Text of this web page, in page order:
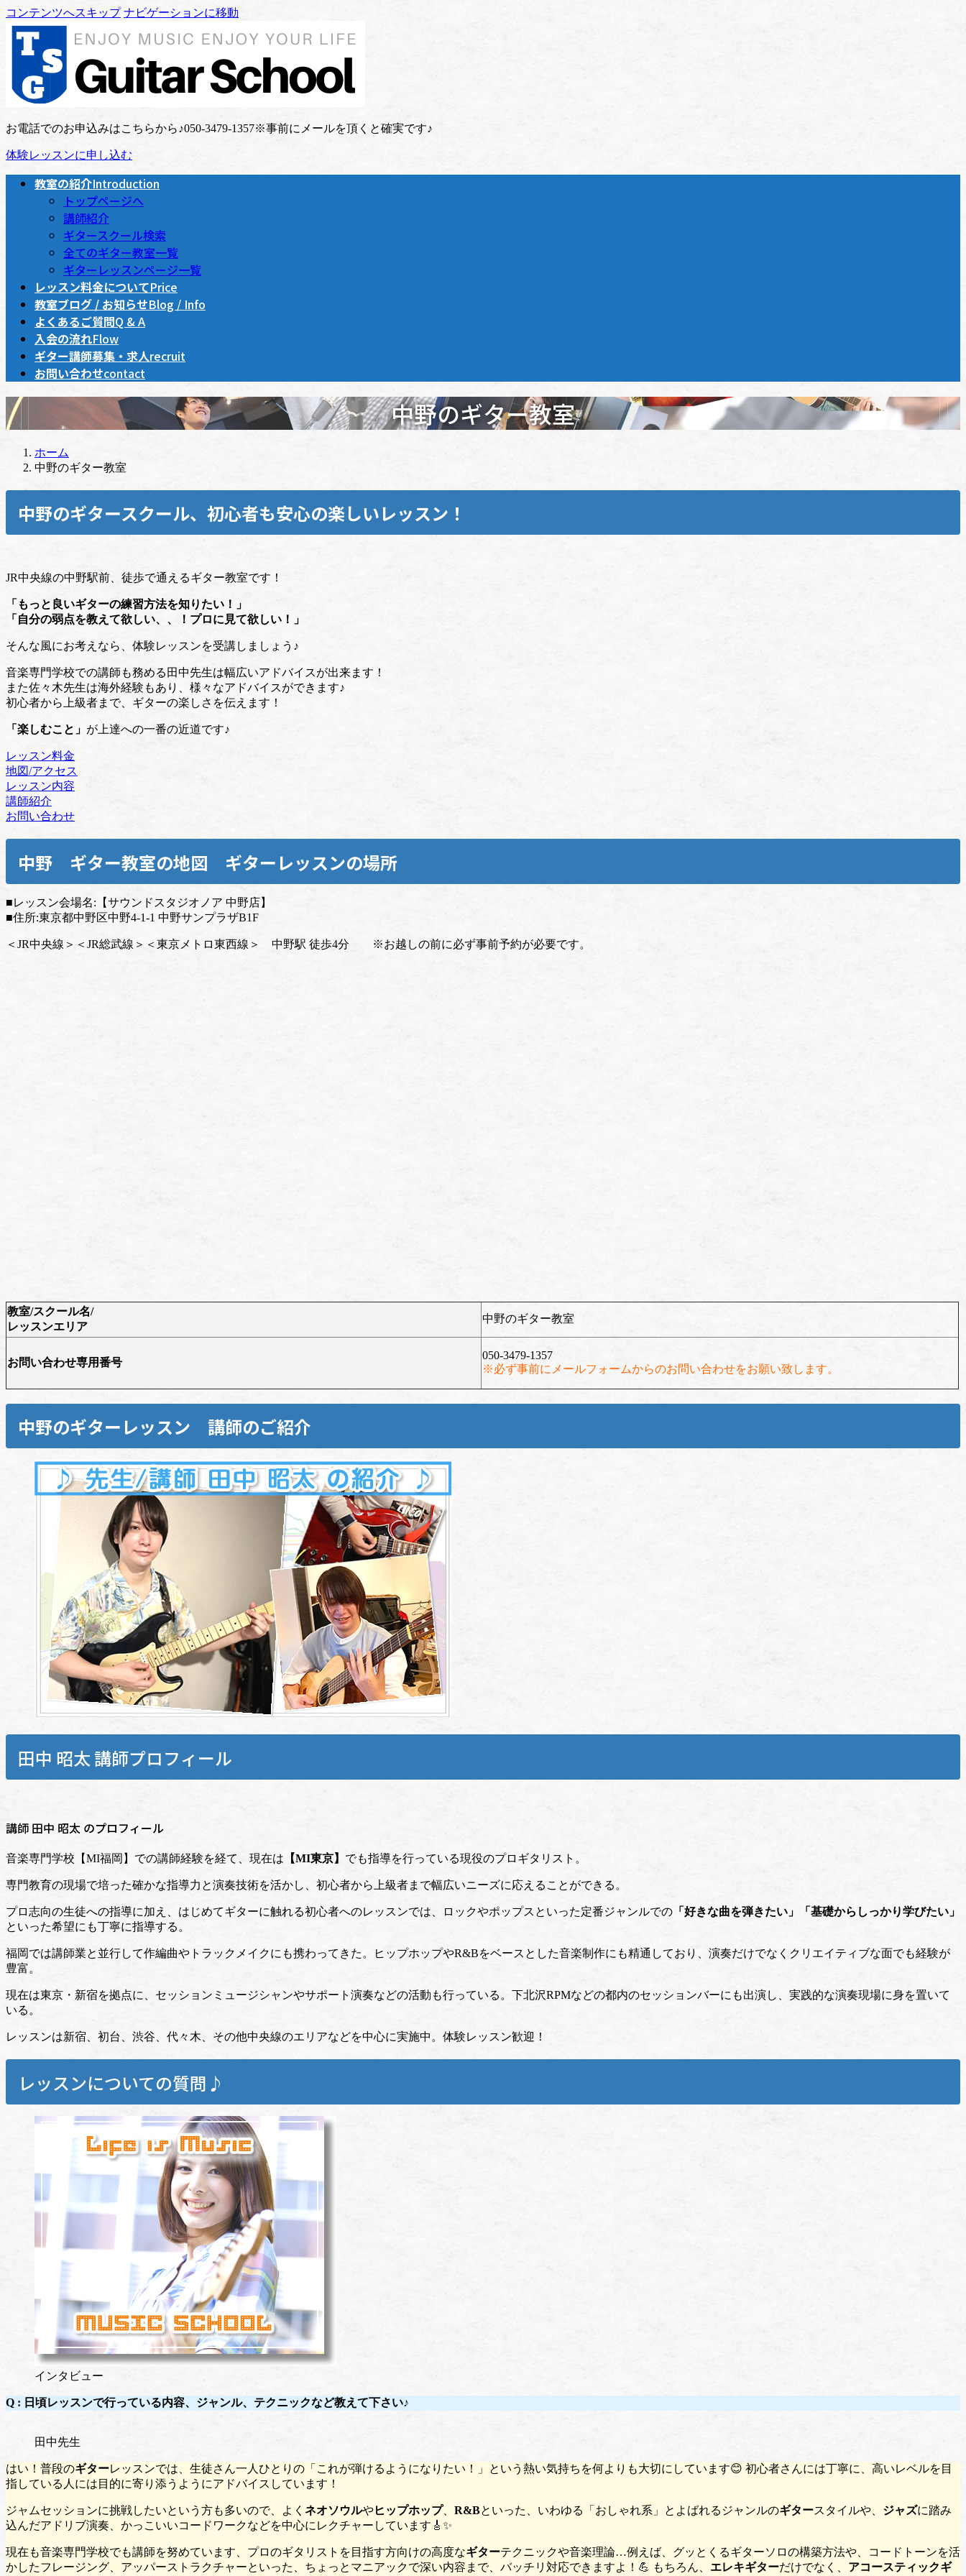
コンテンツへスキップ ナビゲーションに移動
お電話でのお申込みはこちらから♪050-3479-1357※事前にメールを頂くと確実です♪
体験レッスンに申し込む
教室の紹介Introduction
トップページへ
講師紹介
ギタースクール検索
全てのギター教室一覧
ギターレッスンページ一覧
レッスン料金についてPrice
教室ブログ / お知らせBlog / Info
よくあるご質問Q & A
入会の流れFlow
ギター講師募集・求人recruit
お問い合わせcontact
中野のギター教室
ホーム
中野のギター教室
中野のギタースクール、初心者も安心の楽しいレッスン！
JR中央線の中野駅前、徒歩で通えるギター教室です！
「もっと良いギターの練習方法を知りたい！」
「自分の弱点を教えて欲しい、、！プロに見て欲しい！」
そんな風にお考えなら、体験レッスンを受講しましょう♪
音楽専門学校での講師も務める田中先生は幅広いアドバイスが出来ます！
また佐々木先生は海外経験もあり、様々なアドバイスができます♪
初心者から上級者まで、ギターの楽しさを伝えます！
「楽しむこと」 が上達への一番の近道です♪
レッスン料金
地図/アクセス
レッスン内容
講師紹介
お問い合わせ
中野 ギター教室の地図 ギターレッスンの場所
■レッスン会場名:【サウンドスタジオノア 中野店】
■住所:東京都中野区中野4-1-1 中野サンプラザB1F
＜JR中央線＞＜JR総武線＞＜東京メトロ東西線＞ 中野駅 徒歩4分 ※お越しの前に必ず事前予約が必要です。
教室/スクール名/
レッスンエリア
中野のギター教室
お問い合わせ専用番号
050-3479-1357
※必ず事前にメールフォームからのお問い合わせをお願い致します。
中野のギターレッスン 講師のご紹介
田中 昭太 講師プロフィール
講師 田中 昭太 のプロフィール
音楽専門学校【MI福岡】での講師経験を経て、現在は 【MI東京】 でも指導を行っている現役のプロギタリスト。
専門教育の現場で培った確かな指導力と演奏技術を活かし、初心者から上級者まで幅広いニーズに応えることができる。
プロ志向の生徒への指導に加え、はじめてギターに触れる初心者へのレッスンでは、ロックやポップスといった定番ジャンルでの 「好きな曲を弾きたい」「基礎からしっかり学びたい」
といった希望にも丁寧に指導する。
福岡では講師業と並行して作編曲やトラックメイクにも携わってきた。ヒップホップやR&Bをベースとした音楽制作にも精通しており、演奏だけでなくクリエイティブな面でも経験が
豊富。
現在は東京・新宿を拠点に、セッションミュージシャンやサポート演奏などの活動も行っている。下北沢RPMなどの都内のセッションバーにも出演し、実践的な演奏現場に身を置いて
いる。
レッスンは新宿、初台、渋谷、代々木、その他中央線のエリアなどを中心に実施中。体験レッスン歓迎！
レッスンについての質問♪
インタビュー
Q : 日頃レッスンで行っている内容、ジャンル、テクニックなど教えて下さい♪
田中先生
はい！普段のギターレッスンでは、生徒さん一人ひとりの「これが弾けるようになりたい！」という熱い気持ちを何よりも大切にしています😊 初心者さんには丁寧に、高いレベルを目
指している人には目的に寄り添うようにアドバイスしています！
ジャムセッションに挑戦したいという方も多いので、よく ネオソウルやヒップホップ、 R&Bといった、いわゆる「おしゃれ系」とよばれるジャンルのギタースタイルや、 ジャズに踏み
込んだアドリブ演奏、かっこいいコードワークなどを中心にレクチャーしています🎸✨
現在も音楽専門学校でも講師を努めています、プロのギタリストを目指す方向けの高度なギターテクニックや音楽理論…例えば、グッとくるギターソロの構築方法や、コードトーンを活
かしたフレージング、アッパーストラクチャーといった、ちょっとマニアックで深い内容まで、バッチリ対応できますよ！💪 もちろん、 エレキギターだけでなく、 アコースティックギ